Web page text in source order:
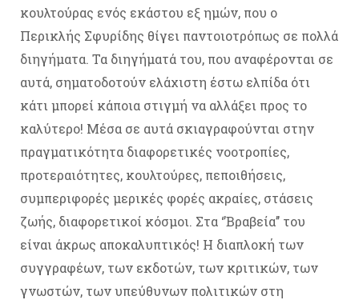
κουλτούρας ενός εκάστου εξ ημών, που ο
Περικλής Σφυρίδης θίγει παντοιοτρόπως σε πολλά
διηγήματα. Τα διηγήματά του, που αναφέρονται σε
αυτά, σηματοδοτούν ελάχιστη έστω ελπίδα ότι
κάτι μπορεί κάποια στιγμή να αλλάξει προς το
καλύτερο! Μέσα σε αυτά σκιαγραφούνται στην
πραγματικότητα διαφορετικές νοοτροπίες,
προτεραιότητες, κουλτούρες, πεποιθήσεις,
συμπεριφορές μερικές φορές ακραίες, στάσεις
ζωής, διαφορετικοί κόσμοι. Στα ‘’Βραβεία’’ του
είναι άκρως αποκαλυπτικός! Η διαπλοκή των
συγγραφέων, των εκδοτών, των κριτικών, των
γνωστών, των υπεύθυνων πολιτικών στη